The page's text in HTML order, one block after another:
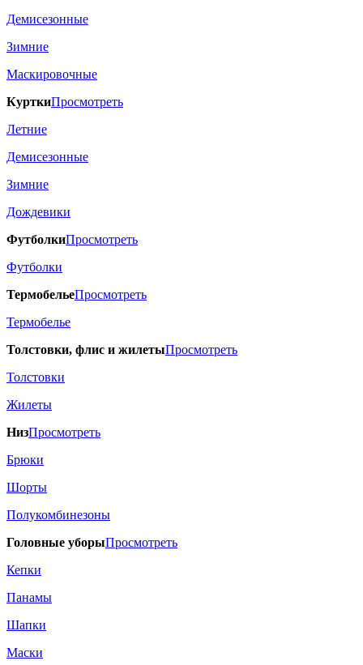
Демисезонные
Зимние
Маскировочные
КурткиПросмотреть
Летние
Демисезонные
Зимние
Дождевики
ФутболкиПросмотреть
Футболки
ТермобельеПросмотреть
Термобелье
Толстовки, флис и жилетыПросмотреть
Толстовки
Жилеты
НизПросмотреть
Брюки
Шорты
Полукомбинезоны
Головные уборыПросмотреть
Кепки
Панамы
Шапки
Маски